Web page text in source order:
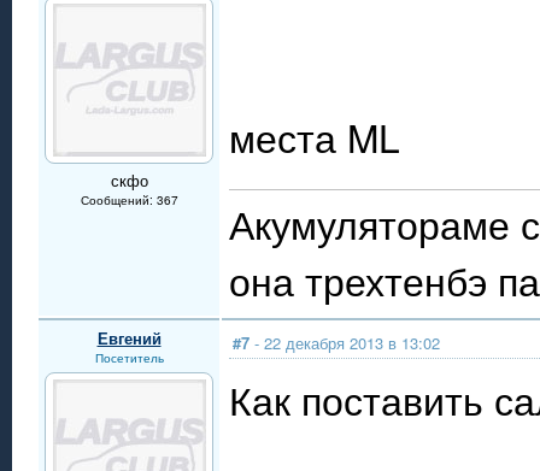
скфо
Сообщений: 367
места ML
Акумулятораме
она трехтенбэ
Евгений
Посетитель
#7 - 22 декабря 2013 в 13:02
Как поставить